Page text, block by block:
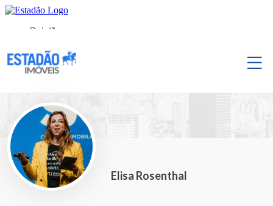
Elisa Rosenthal